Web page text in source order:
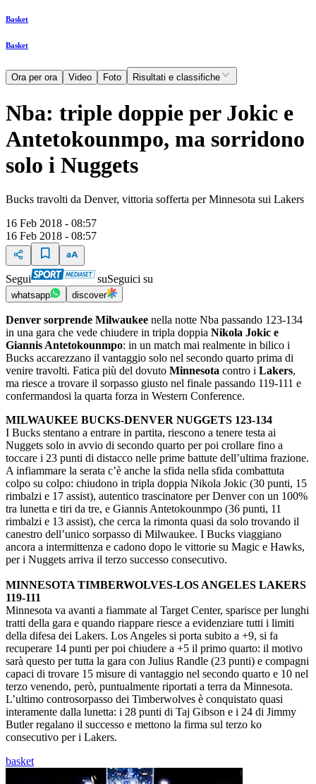
Basket
Basket
Ora per ora Video Foto Risultati e classifiche
Nba: triple doppie per Jokic e
Antetokounmpo, ma sorridono
solo i Nuggets
Bucks travolti da Denver, vittoria sofferta per Minnesota sui Lakers
16 Feb 2018 - 08:57
16 Feb 2018 - 08:57
Segui suSeguici su
whatsapp discover
Denver sorprende Milwaukee nella notte Nba passando 123-134
in una gara che vede chiudere in tripla doppia Nikola Jokic e
Giannis Antetokounmpo: in un match mai realmente in bilico i
Bucks accarezzano il vantaggio solo nel secondo quarto prima di
venire travolti. Fatica più del dovuto Minnesota contro i Lakers,
ma riesce a trovare il sorpasso giusto nel finale passando 119-111 e
confermandosi la quarta forza in Western Conference.
MILWAUKEE BUCKS-DENVER NUGGETS 123-134
I Bucks stentano a entrare in partita, riescono a tenere testa ai
Nuggets solo in avvio di secondo quarto per poi crollare fino a
toccare i 23 punti di distacco nelle prime battute dell’ultima frazione.
A infiammare la serata c’è anche la sfida nella sfida combattuta
colpo su colpo: chiudono in tripla doppia Nikola Jokic (30 punti, 15
rimbalzi e 17 assist), autentico trascinatore per Denver con un 100%
tra lunetta e tiri da tre, e Giannis Antetokounmpo (36 punti, 11
rimbalzi e 13 assist), che cerca la rimonta quasi da solo trovando il
canestro dell’unico sorpasso di Milwaukee. I Bucks viaggiano
ancora a intermittenza e cadono dopo le vittorie su Magic e Hawks,
per i Nuggets arriva il terzo successo consecutivo.
MINNESOTA TIMBERWOLVES-LOS ANGELES LAKERS
119-111
Minnesota va avanti a fiammate al Target Center, sparisce per lunghi
tratti della gara e quando riappare riesce a evidenziare tutti i limiti
della difesa dei Lakers. Los Angeles si porta subito a +9, si fa
recuperare 14 punti per poi chiudere a +5 il primo quarto: il motivo
sarà questo per tutta la gara con Julius Randle (23 punti) e compagni
capaci di trovare 15 misure di vantaggio nel secondo quarto e 10 nel
terzo venendo, però, puntualmente riportati a terra da Minnesota.
L’ultimo controsorpasso dei Timberwolves è conquistato quasi
interamente dalla lunetta: i 28 punti di Taj Gibson e i 24 di Jimmy
Butler regalano il successo e mettono la firma sul terzo ko
consecutivo per i Lakers.
basket